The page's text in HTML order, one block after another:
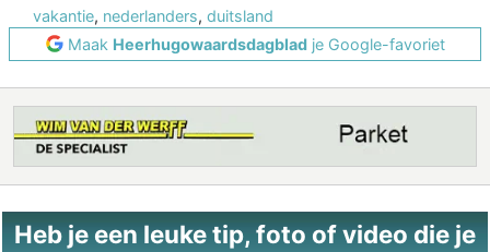
vakantie, nederlanders, duitsland
Maak Heerhugowaardsdagbladje Google-favoriet
Heb je een leuke tip, foto of video die je